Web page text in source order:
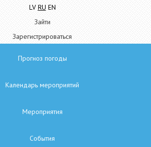
LV RU EN
Зайти
Зарегистрироваться
Прогноз погоды
Календарь мероприятий
Мероприятия
Cобытия